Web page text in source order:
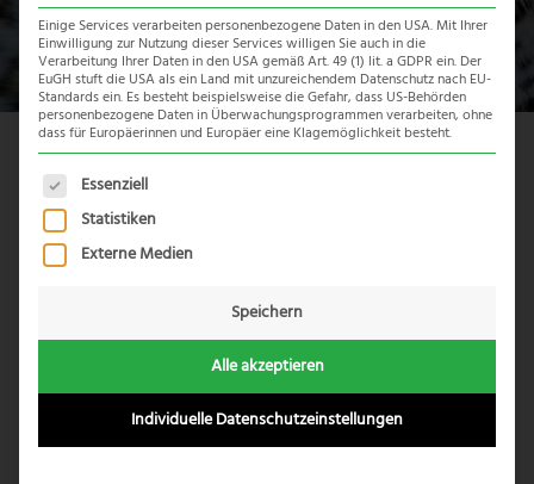
Rainbow Route
4. November 2022
Reisegast: Max
Die Tour startet morgens in Johannesburg mit einer
Langen fahrt RichtungKrüger Nationalpark. Man ist den
ganzen Tag unterwegs aber das ist Okay, da es keine
schnellere Möglichkeit gibt und man auch Stopps macht
Einige Services verarbeiten personenbezogene Daten in den USA. Mit Ihrer
Einwilligung zur Nutzung dieser Services willigen Sie auch in die
Verarbeitung Ihrer Daten in den USA gemäß Art. 49 (1) lit. a GDPR ein. Der
EuGH stuft die USA als ein Land mit unzureichendem Datenschutz nach EU-
Standards ein. Es besteht beispielsweise die Gefahr, dass US-Behörden
personenbezogene Daten in Überwachungsprogrammen verarbeiten, ohne
dass für Europäerinnen und Europäer eine Klagemöglichkeit besteht.
Es folgt eine Liste der Service-Gruppen, für die eine
Essenziell
Statistiken
Externe Medien
Speichern
Alle akzeptieren
Individuelle Datenschutzeinstellungen